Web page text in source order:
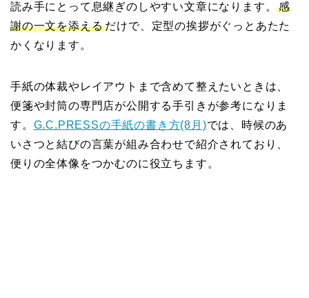
読み手にとって息継ぎのしやすい文章になります。感
謝の一文を添える だけで、定型の挨拶がぐっとあたた
かくなります。
手紙の体裁やレイアウトまで含めて整えたいときは、
便箋や封筒の専門店が公開する手引きが参考になりま
す。 G.C.PRESSの手紙の書き方(8月)では、時候のあ
いさつと結びの言葉が組み合わせで紹介されており、
便りの全体像をつかむのに役立ちます。